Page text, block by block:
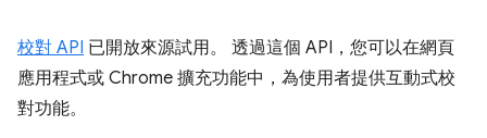
校對 API 已開放來源試用。 透過這個 API，您可以在網頁
應用程式或 Chrome 擴充功能中，為使用者提供互動式校
對功能。